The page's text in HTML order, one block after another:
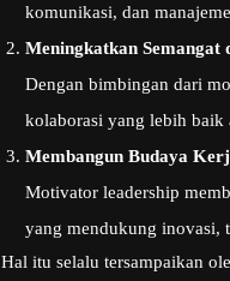
komunikasi, dan
Meningkatkan Semangat
Dengan bimbingan dari
kolaborasi yang lebih baik
Membangun Budaya
Motivator leadership
yang mendukung inovasi,
Hal itu selalu tersampaikan